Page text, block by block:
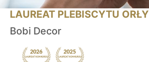
LAUREAT PLEBISCYTU ORŁY
Bobi Decor